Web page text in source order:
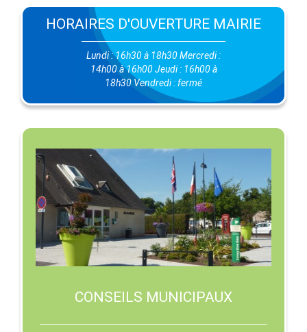
HORAIRES D'OUVERTURE MAIRIE
Lundi : 16h30 à 18h30 Mercredi :
14h00 à 16h00 Jeudi : 16h00 à
18h30 Vendredi : fermé
CONSEILS MUNICIPAUX